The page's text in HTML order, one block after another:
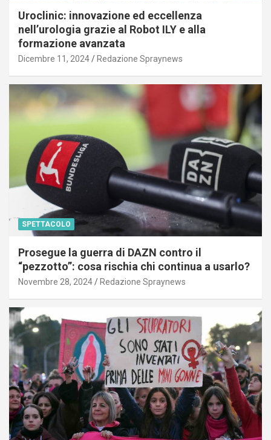
Uroclinic: innovazione ed eccellenza
nell’urologia grazie al Robot ILY e alla
formazione avanzata
Dicembre 11, 2024 Redazione Spraynews
SPETTACOLO
Prosegue la guerra di DAZN contro il
“pezzotto”: cosa rischia chi continua a usarlo?
Novembre 28, 2024 Redazione Spraynews